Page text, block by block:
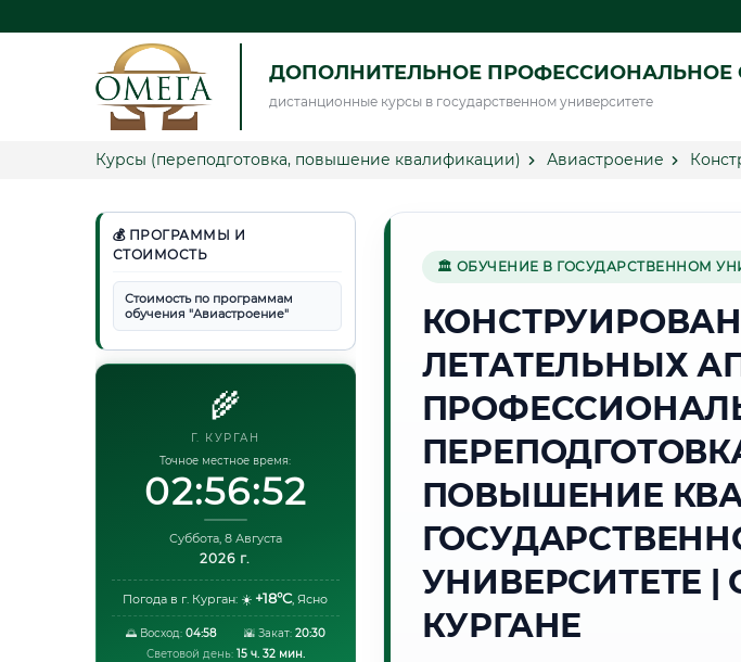
ДОПОЛНИТЕЛЬНОЕ
дистанционные курсы в государственном университете
Курсы (переподготовка, повышение квалификации) Авиастроение
💰 ПРОГРАММЫ И
СТОИМОСТЬ
Стоимость по программам
обучения "Авиастроение"
🌾
Г. КУРГАН
Точное местное время:
02:56:53
Суббота, 8 Августа
2026 г.
Погода в г. Курган: ☀️ +18°C, Ясно
🌅 Восход: 04:58 🌇 Закат: 20:30
Световой день: 15 ч. 32 мин.
🏛 ОБУЧЕНИЕ В ГОСУДАРСТВЕННОМ
ЛЕТАТЕЛЬНЫХ
ПОВЫШЕНИЕ
УНИВЕРСИТЕТЕ |
КУРГАНЕ